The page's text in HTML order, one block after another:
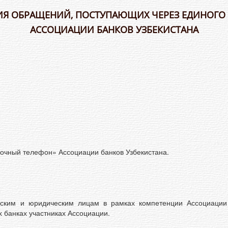
ОБРАЩЕНИЙ, ПОСТУПАЮЩИХ ЧЕРЕЗ
АССОЦИАЦИИ БАНКОВ УЗБЕКИСТАНА
телефон» Ассоциации банков Узбекистана.
и юридическим лицам в рамках компетенции
участниках Ассоциации.